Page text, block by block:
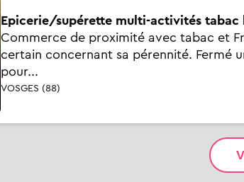
Epicerie/supérette multi-activités tabac
Commerce de proximité avec tabac et
certain concernant sa pérennité. Fermé
pour...
VOSGES (88)